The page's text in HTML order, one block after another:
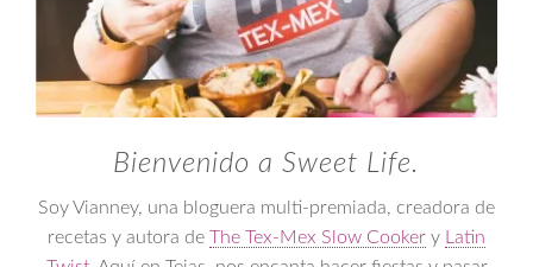
Bienvenido a Sweet Life.
Soy Vianney, una bloguera multi-premiada, creadora de
recetas y autora de The Tex-Mex Slow Cooker y
Latin